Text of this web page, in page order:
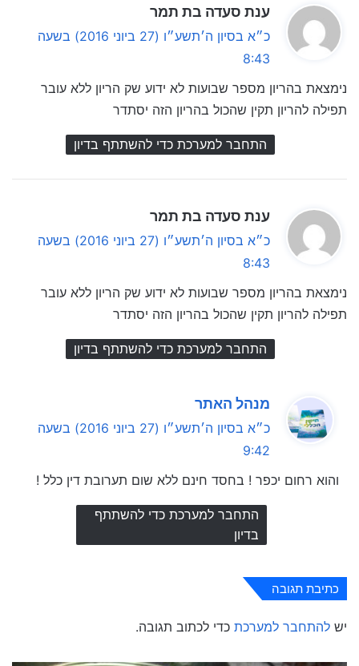
ענת סעדה בת תמר
ג
כ״א בסיון ה׳תשע״ו (27 ביוני 2016) בשעה
8:43
נימצאת בהריון מספר שבועות לא ידוע שק הריון ללא עובר
תפילה להריון תקין שהכול בהריון הזה יסתדר
התחבר למערכת כדי להשתתף בדיון
ענת סעדה בת תמר
ג
כ״א בסיון ה׳תשע״ו (27 ביוני 2016) בשעה
8:43
נימצאת בהריון מספר שבועות לא ידוע שק הריון ללא עובר
תפילה להריון תקין שהכול בהריון הזה יסתדר
התחבר למערכת כדי להשתתף בדיון
מנהל האתר
ג
כ״א בסיון ה׳תשע״ו (27 ביוני 2016) בשעה
9:42
והוא רחום יכפר ! בחסד חינם ללא שום תערובת דין כלל !
התחבר למערכת כדי להשתתף
בדיון
כתיבת תגובה
יש להתחבר למערכת כדי לכתוב תגובה.